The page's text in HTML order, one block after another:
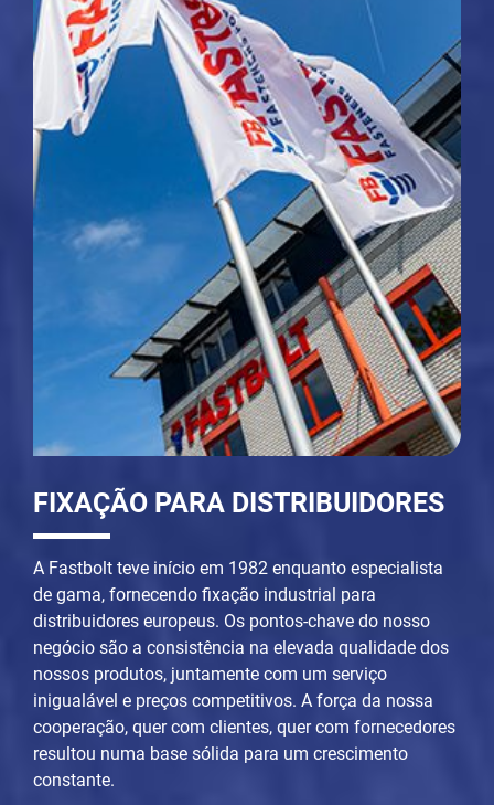
FIXAÇÃO PARA DISTRIBUIDORES
A Fastbolt teve início em 1982 enquanto especialista
de gama, fornecendo fixação industrial para
distribuidores europeus. Os pontos-chave do nosso
negócio são a consistência na elevada qualidade dos
nossos produtos, juntamente com um serviço
inigualável e preços competitivos. A força da nossa
cooperação, quer com clientes, quer com fornecedores
resultou numa base sólida para um crescimento
constante.